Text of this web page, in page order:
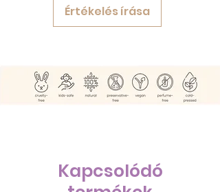
Értékelés írása
Kapcsolódó